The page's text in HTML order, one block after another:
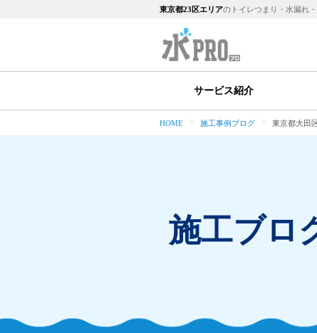
東京都23区エリアのトイレつまり・水漏れ
サービス紹介
HOME 施工事例ブログ 東京都大田
施工ブロ